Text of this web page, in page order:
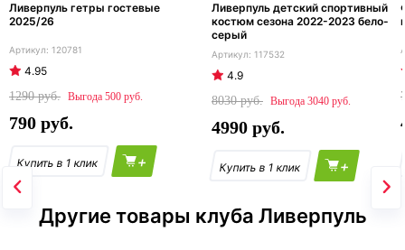
Ливерпуль гетры гостевые
2025/26
120781
4.95
1290
500
790
+
Ливерпуль детский спортивный
костюм сезона 2022-2023 бело-
серый
117532
4.9
8030
3040
4990
+
Другие товары клуба Ливерпуль